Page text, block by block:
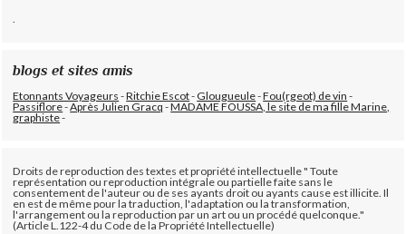
blogs et sites amis
Etonnants Voyageurs -Ritchie Escot-Glougueule-Fou(rgeot) de vin -
Passiflore-Après Julien Gracq-MADAME FOUSSA, le site de ma fille Marine,
graphiste-
Droits de reproduction des textes et propriété intellectuelle " Toute
représentation ou reproduction intégrale ou partielle faite sans le
consentement de l'auteur ou de ses ayants droit ou ayants cause est illicite. Il
en est de même pour la traduction, l'adaptation ou la transformation,
l'arrangement ou la reproduction par un art ou un procédé quelconque."
(Article L.122-4 du Code de la Propriété Intellectuelle)